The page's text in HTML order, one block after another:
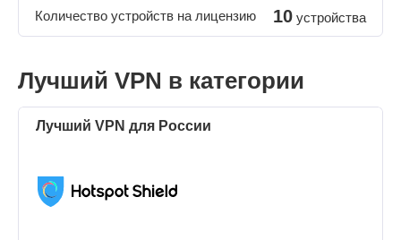
Количество устройств на лицензию 10 устройства
Лучший VPN в категории
Лучший VPN для России